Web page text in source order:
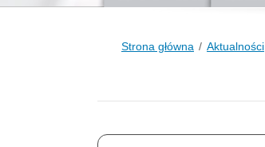
Strona główna Aktualności